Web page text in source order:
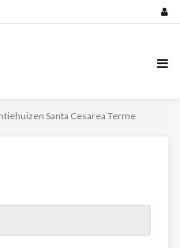
Santa Cesarea Terme